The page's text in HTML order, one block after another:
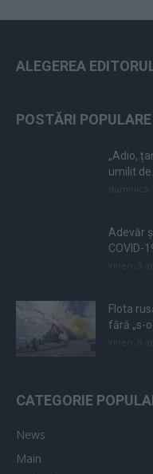
ALEGEREA
POSTĂRI POPULARE
„Adio,
umilit
Adevăr
COVID-
Flota
fără „s-o
CATEGORIE
News
Main